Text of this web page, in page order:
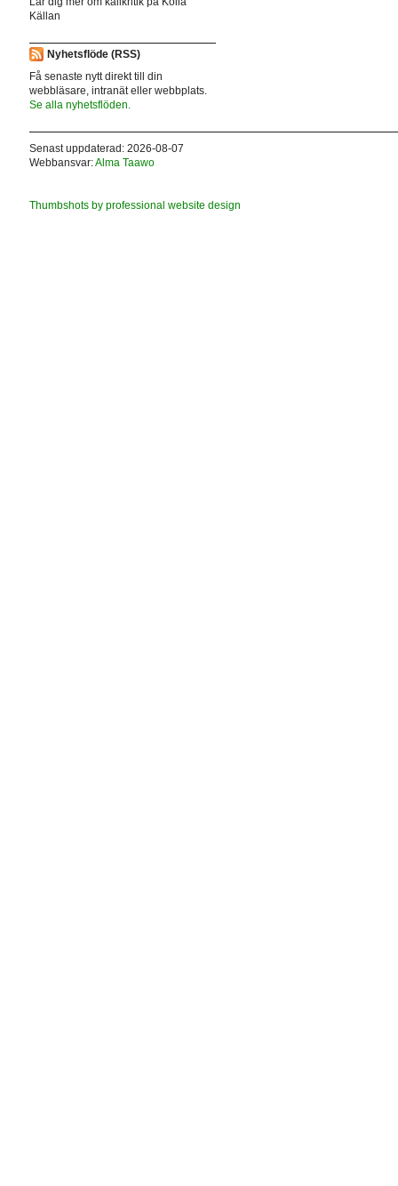
Källan
Nyhetsflöde (RSS)
Få senaste nytt direkt till din
webbläsare, intranät eller webbplats.
Se alla nyhetsflöden.
Senast uppdaterad: 2026-08-07
Webbansvar:Alma Taawo
Thumbshots by professional website design